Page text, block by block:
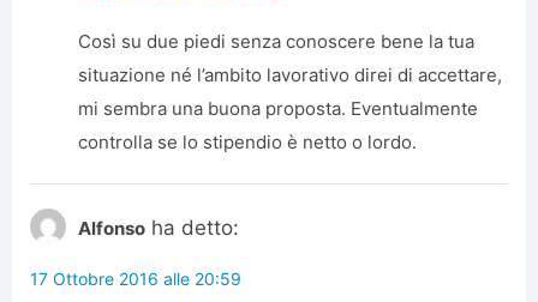
Così su due piedi senza conoscere bene la tua
situazione né l’ambito lavorativo direi di accettare,
mi sembra una buona proposta. Eventualmente
controlla se lo stipendio è netto o lordo.
Alfonso ha detto:
17 Ottobre 2016 alle 20:59